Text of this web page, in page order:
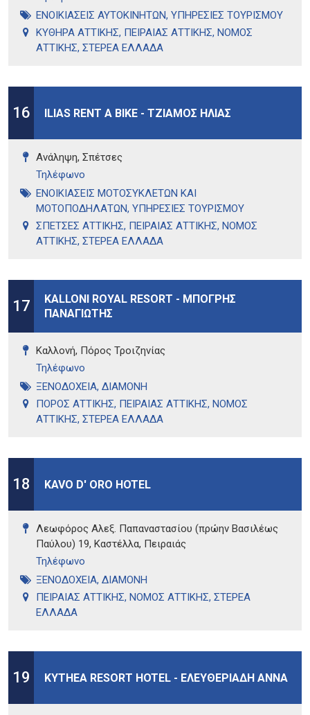
ΕΝΟΙΚΙΑΣΕΙΣ ΑΥΤΟΚΙΝΗΤΩΝ, ΥΠΗΡΕΣΙΕΣ ΤΟΥΡΙΣΜΟΥ
ΚΥΘΗΡΑ ΑΤΤΙΚΗΣ, ΠΕΙΡΑΙΑΣ ΑΤΤΙΚΗΣ, ΝΟΜΟΣ
ΑΤΤΙΚΗΣ, ΣΤΕΡΕΑ ΕΛΛΑΔΑ
16 ILIAS RENT A BIKE - ΤΖΙΑΜΟΣ ΗΛΙΑΣ
Ανάληψη, Σπέτσες
Τηλέφωνo
ΕΝΟΙΚΙΑΣΕΙΣ ΜΟΤΟΣΥΚΛΕΤΩΝ ΚΑΙ
ΜΟΤΟΠΟΔΗΛΑΤΩΝ, ΥΠΗΡΕΣΙΕΣ ΤΟΥΡΙΣΜΟΥ
ΣΠΕΤΣΕΣ ΑΤΤΙΚΗΣ, ΠΕΙΡΑΙΑΣ ΑΤΤΙΚΗΣ, ΝΟΜΟΣ
ΑΤΤΙΚΗΣ, ΣΤΕΡΕΑ ΕΛΛΑΔΑ
17
KALLONI ROYAL RESORT - ΜΠΟΓΡΗΣ
ΠΑΝΑΓΙΩΤΗΣ
Καλλονή, Πόρος Τροιζηνίας
Τηλέφωνo
ΞΕΝΟΔΟΧΕΙΑ, ΔΙΑΜΟΝΗ
ΠΟΡΟΣ ΑΤΤΙΚΗΣ, ΠΕΙΡΑΙΑΣ ΑΤΤΙΚΗΣ, ΝΟΜΟΣ
ΑΤΤΙΚΗΣ, ΣΤΕΡΕΑ ΕΛΛΑΔΑ
18 KAVO D' ORO HOTEL
Λεωφόρος Αλεξ. Παπαναστασίου (πρώην Βασιλέως
Παύλου) 19, Καστέλλα, Πειραιάς
Τηλέφωνo
ΞΕΝΟΔΟΧΕΙΑ, ΔΙΑΜΟΝΗ
ΠΕΙΡΑΙΑΣ ΑΤΤΙΚΗΣ, ΝΟΜΟΣ ΑΤΤΙΚΗΣ, ΣΤΕΡΕΑ
ΕΛΛΑΔΑ
19 KYTHEA RESORT HOTEL - ΕΛΕΥΘΕΡΙΑΔΗ ΑΝΝΑ